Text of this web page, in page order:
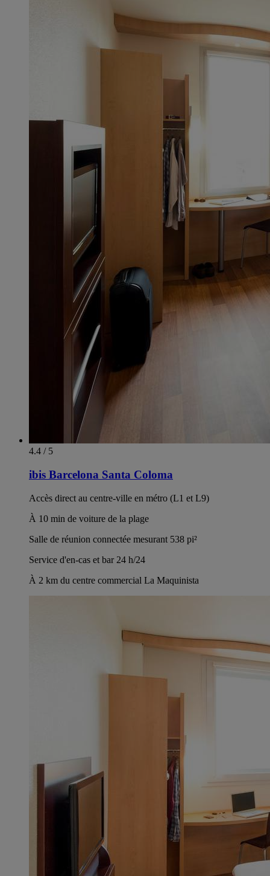
4.4 / 5
ibis Barcelona Santa Coloma
Accès direct au centre-ville en métro (L1 et L9)
À 10 min de voiture de la plage
Salle de réunion connectée mesurant 538 pi²
Service d'en-cas et bar 24 h/24
À 2 km du centre commercial La Maquinista